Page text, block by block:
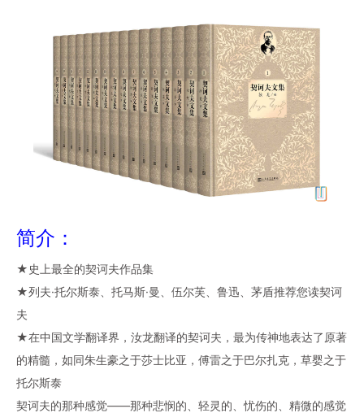
简介：
★史上最全的契诃夫作品集
★列夫·托尔斯泰、托马斯·曼、伍尔芙、鲁迅、茅盾推荐您读契诃
夫
★在中国文学翻译界，汝龙翻译的契诃夫，最为传神地表达了原著
的精髓，如同朱生豪之于莎士比亚，傅雷之于巴尔扎克，草婴之于
托尔斯泰
契诃夫的那种感觉——那种悲悯的、轻灵的、忧伤的、精微的感觉